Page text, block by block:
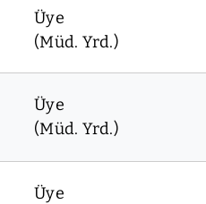
Üye
(Müd. Yrd.)
Üye
(Müd. Yrd.)
Üye